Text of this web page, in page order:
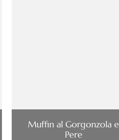
Muffin al Gorgonzola e
Pere